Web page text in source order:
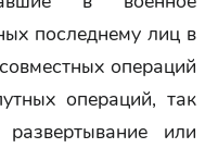
последнему лиц в
операций
операций, так
или